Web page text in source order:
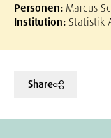
Personen: Marcus
Institution: Statistik
Share